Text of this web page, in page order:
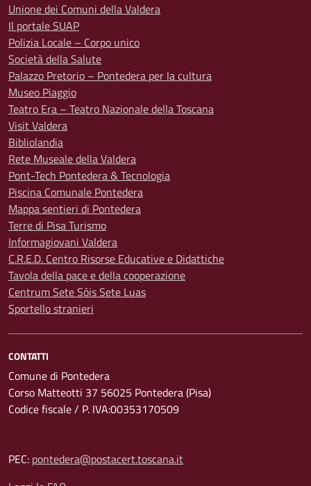
Unione dei Comuni della Valdera
Il portale SUAP
Polizia Locale – Corpo unico
Società della Salute
Palazzo Pretorio – Pontedera per la cultura
Museo Piaggio
Teatro Era – Teatro Nazionale della Toscana
Visit Valdera
Bibliolandia
Rete Museale della Valdera
Pont-Tech Pontedera & Tecnologia
Piscina Comunale Pontedera
Mappa sentieri di Pontedera
Terre di Pisa Turismo
Informagiovani Valdera
C.R.E.D. Centro Risorse Educative e Didattiche
Tavola della pace e della cooperazione
Centrum Sete Sóis Sete Luas
Sportello stranieri
CONTATTI
Comune di Pontedera
Corso Matteotti 37 56025 Pontedera (Pisa)
Codice fiscale / P. IVA:00353170509
PEC: pontedera@postacert.toscana.it